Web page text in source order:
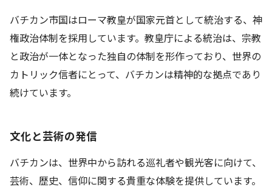
バチカン市国はローマ教皇が国家元首として統治する、神
権政治体制を採用しています。教皇庁による統治は、宗教
と政治が一体となった独自の体制を形作っており、世界の
カトリック信者にとって、バチカンは精神的な拠点であり
続けています。
文化と芸術の発信
バチカンは、世界中から訪れる巡礼者や観光客に向けて、
芸術、歴史、信仰に関する貴重な体験を提供しています。